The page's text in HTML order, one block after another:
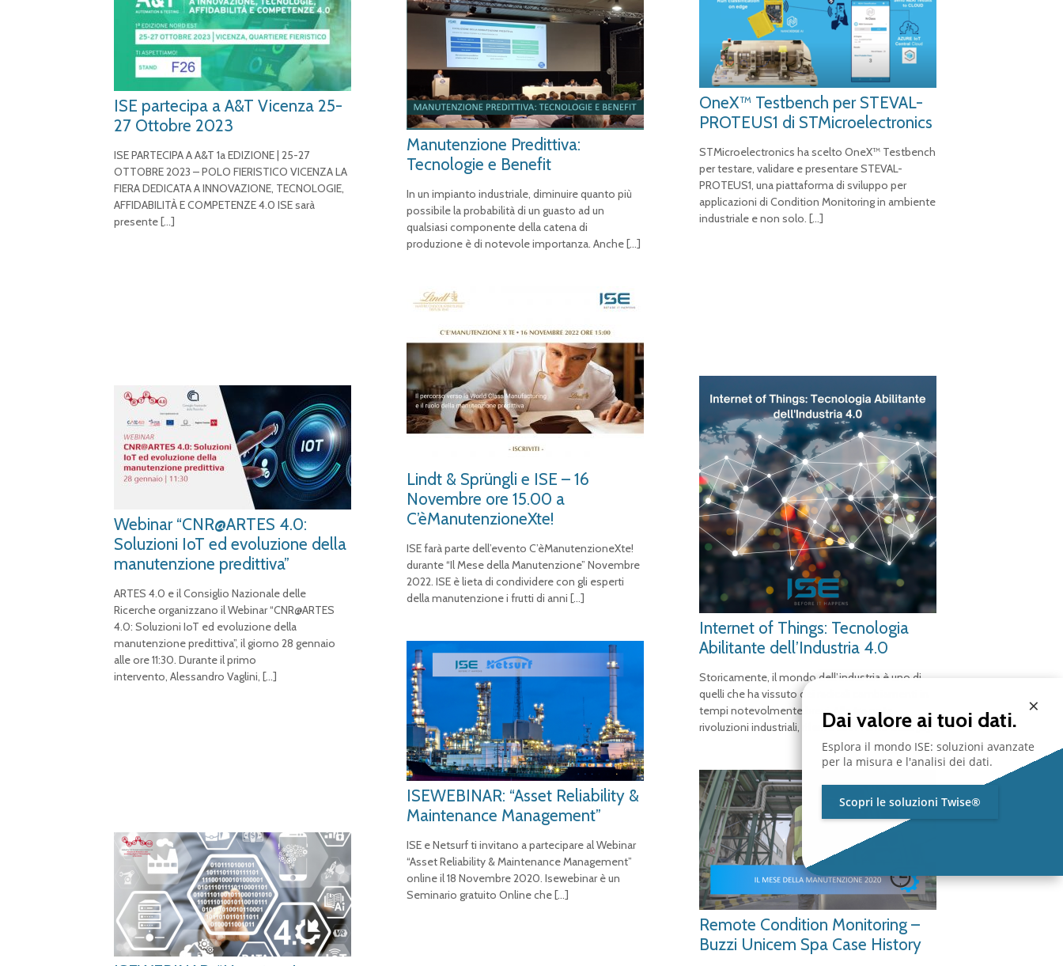
OneX™ Testbench per STEVAL-
PROTEUS1 di STMicroelectronics
STMicroelectronics ha scelto OneX™ Testbench
per testare, validare e presentare STEVAL-
PROTEUS1, una piattaforma di sviluppo per
applicazioni di Condition Monitoring in ambiente
industriale e non solo. […]
ISE partecipa a A&T Vicenza 25-
27 Ottobre 2023
ISE PARTECIPA A A&T 1a EDIZIONE | 25-27
OTTOBRE 2023 – POLO FIERISTICO VICENZA LA
FIERA DEDICATA A INNOVAZIONE, TECNOLOGIE,
AFFIDABILITÀ E COMPETENZE 4.0 ISE sarà
presente[…]
Manutenzione Predittiva:
Tecnologie e Benefit
In un impianto industriale, diminuire quanto più
possibile la probabilità di un guasto ad un
qualsiasi componente della catena di
produzione è di notevole importanza. Anche[…]
Lindt & Sprüngli e ISE – 16
Novembre ore 15.00 a
C’èManutenzioneXte!
ISE farà parte dell’evento C’èManutenzioneXte!
durante “Il Mese della Manutenzione” Novembre
2022. ISE è lieta di condividere con gli esperti
della manutenzione i frutti di anni […]
Internet of Things: Tecnologia
Abilitante dell’Industria 4.0
Storicamente, il mondo dell’industria è uno di
quelli che ha vissuto dei radicali cambiamenti in
tempi notevolmente brevi. Alle tre note
rivoluzioni industriali, riferite all’avvento della […]
Webinar “CNR@ARTES 4.0:
Soluzioni IoT ed evoluzione della
manutenzione predittiva”
ARTES 4.0 e il Consiglio Nazionale delle
Ricerche organizzano il Webinar “CNR@ARTES
4.0: Soluzioni IoT ed evoluzione della
manutenzione predittiva”, il giorno 28 gennaio
alle ore 11:30. Durante il primo
intervento, Alessandro Vaglini, […]
ISEWEBINAR: “Asset Reliability &
Maintenance Management”
ISE e Netsurf ti invitano a partecipare al Webinar
“Asset Reliability & Maintenance Management”
online il 18 Novembre 2020. Isewebinar è un
Seminario gratuito Online che[…]
Remote Condition Monitoring –
Buzzi Unicem Spa Case History
×
Dai valore ai tuoi dati.
Esplora il mondo ISE: soluzioni avanzate
per la misura e l'analisi dei dati.
Scopri le soluzioni Twise®